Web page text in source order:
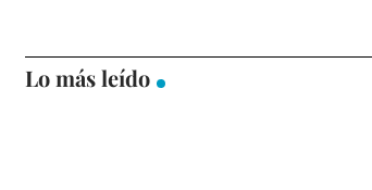
Lo más leído